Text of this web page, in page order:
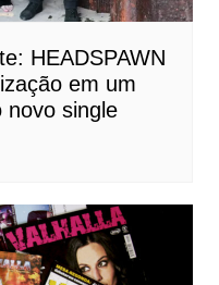
HEADSPAWN
em um
novo single